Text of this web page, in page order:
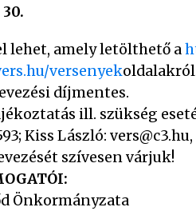
lehet, amely letölthető a
versenyek
díjmentes.
ill. szükség
Kiss László: vers@c3.hu,
szívesen várjuk!
Önkormányzata